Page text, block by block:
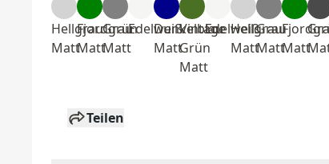
Hellgrau
Matt
Fjordgrün
Matt
Grau
Matt
EdelweißDunkelblau
Matt
Vintage
Grün
Matt
Edelweiß
Hellgrau
Matt
Grau
MattMatt
Teilen